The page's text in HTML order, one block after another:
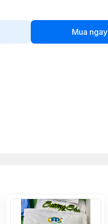
Mua ngay